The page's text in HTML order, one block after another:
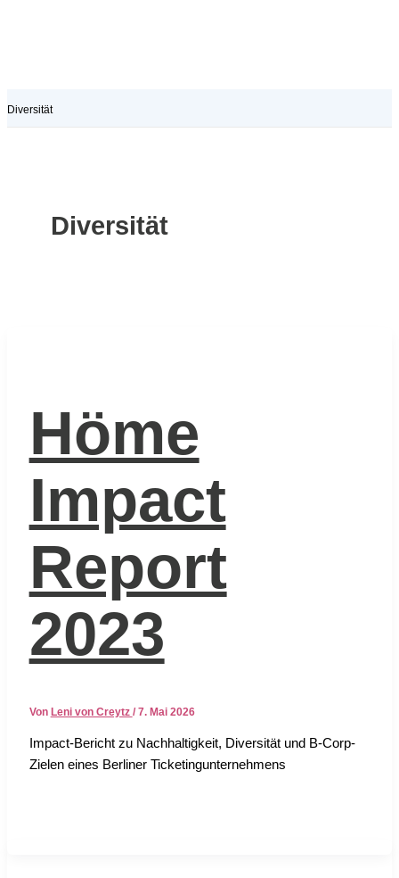
Diversität
Diversität
Höme
Impact
Report
2023
Von Leni von Creytz / 7. Mai 2026
Impact-Bericht zu Nach­hal­tig­keit, Diver­si­tät und B‑Corp-
Zie­len eines Ber­li­ner Ticke­ting­un­ter­neh­mens